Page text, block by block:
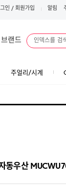
인 / 회원가입 알림
브랜드
주얼리/시계
동우산